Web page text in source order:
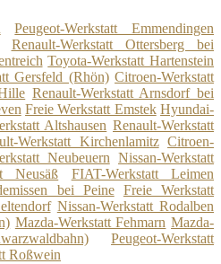
Peugeot-Werkstatt Emmendingen
Renault-Werkstatt Ottersberg bei
Toyota-Werkstatt Hartenstein
Gersfeld (Rhön) Citroen-Werkstatt
Renault-Werkstatt Arnsdorf bei
Freie Werkstatt Emstek Hyundai-
Altshausen Renault-Werkstatt
Werkstatt Kirchenlamitz Citroen-
Neubeuern Nissan-Werkstatt
Neusäß
FIAT-Werkstatt Leimen
bei Peine
Freie Werkstatt
Nissan-Werkstatt Rodalben
Mazda-Werkstatt Fehmarn Mazda-
Peugeot-Werkstatt
Roßwein